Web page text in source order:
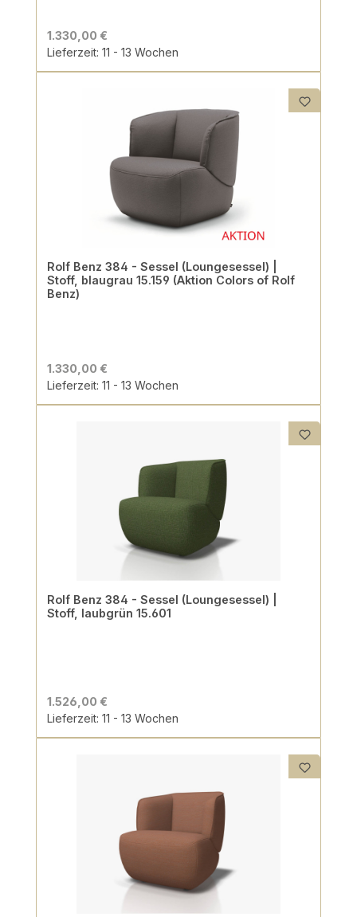
1.330,00 €
Lieferzeit: 11 - 13 Wochen
Rolf Benz 384 - Sessel (Loungesessel) |
Stoff, blaugrau 15.159 (Aktion Colors of Rolf
Benz)
1.330,00 €
Lieferzeit: 11 - 13 Wochen
Rolf Benz 384 - Sessel (Loungesessel) |
Stoff, laubgrün 15.601
1.526,00 €
Lieferzeit: 11 - 13 Wochen